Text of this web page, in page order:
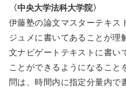
〈中央大学法科大学院〉
伊藤塾の論文マスターテキス
ジュメに書いてあることが理
文ナビゲートテキストに書い
ことができるようになるこ
問は、時間内に指定分量内で